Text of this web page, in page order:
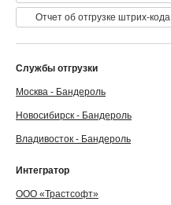
Отчет об отгрузке штрих-кода
Службы отгрузки
Москва - Бандероль
Новосибирск - Бандероль
Владивосток - Бандероль
Интегратор
ООО «Трастсофт»